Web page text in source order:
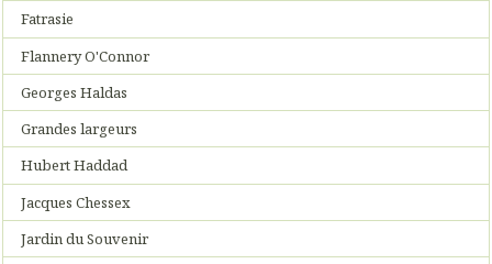
Fatrasie
Flannery O'Connor
Georges Haldas
Grandes largeurs
Hubert Haddad
Jacques Chessex
Jardin du Souvenir